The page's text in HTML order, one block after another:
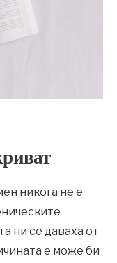
никога не е
ни се даваха от
е може би